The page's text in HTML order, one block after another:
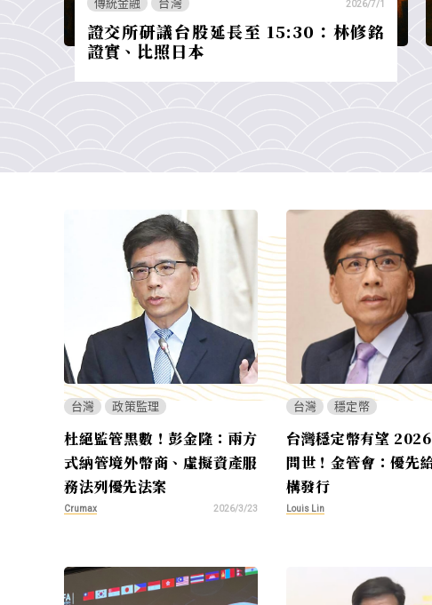
傳統金融 台灣 2026/7/1
證交所研議台股延長至 15:30：林修銘
證實、比照日本
台灣 政策監理
杜絕監管黑數！彭金隆：兩方
式納管境外幣商、虛擬資產服
務法列優先法案
Crumax 2026/3/23
台灣 穩定幣
台灣穩定幣有望
問世！金管會：優先
構發行
Louis Lin